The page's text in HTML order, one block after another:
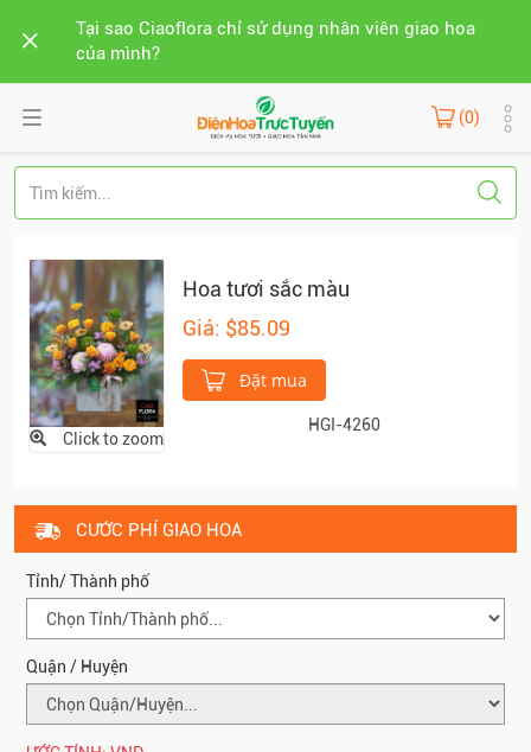
Tại sao Ciaoflora chỉ sử dụng nhân viên giao hoa
của mình?
(0)
Click to zoom
Hoa tươi sắc màu
Giá: $85.09
Đặt mua
HGI-4260
CƯỚC PHÍ GIAO HOA
Tỉnh/ Thành phố
Quận / Huyện